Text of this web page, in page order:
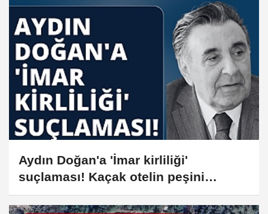
Aydın Doğan'a 'İmar kirliliği'
suçlaması! Kaçak otelin peşini
bırakmıyor